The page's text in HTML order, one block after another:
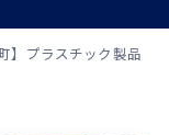
】プラスチック製品